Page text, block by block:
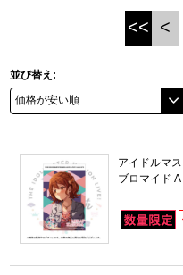
アイドリッシュセブン
モフモフパレード
<< <
並び替え:
アイドルマ
ブロマイド